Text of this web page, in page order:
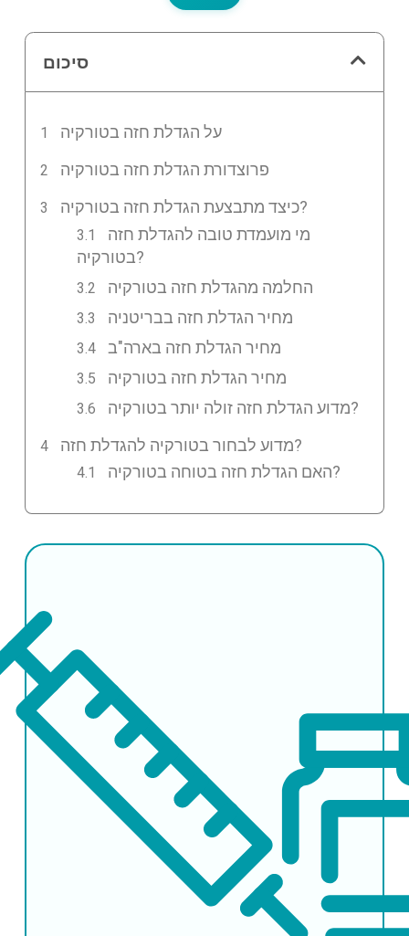
סיכום
על הגדלת חזה בטורקיה
פרוצדורת הגדלת חזה בטורקיה
כיצד מתבצעת הגדלת חזה בטורקיה?
מי מועמדת טובה להגדלת חזה
בטורקיה?
החלמה מהגדלת חזה בטורקיה
מחיר הגדלת חזה בבריטניה
מחיר הגדלת חזה בארה"ב
מחיר הגדלת חזה בטורקיה
מדוע הגדלת חזה זולה יותר בטורקיה?
מדוע לבחור בטורקיה להגדלת חזה?
האם הגדלת חזה בטוחה בטורקיה?